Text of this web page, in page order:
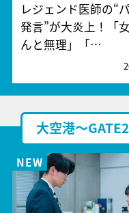
レジェンド医師の“
発言”が大炎上！「
んと無理」「…
大空港～